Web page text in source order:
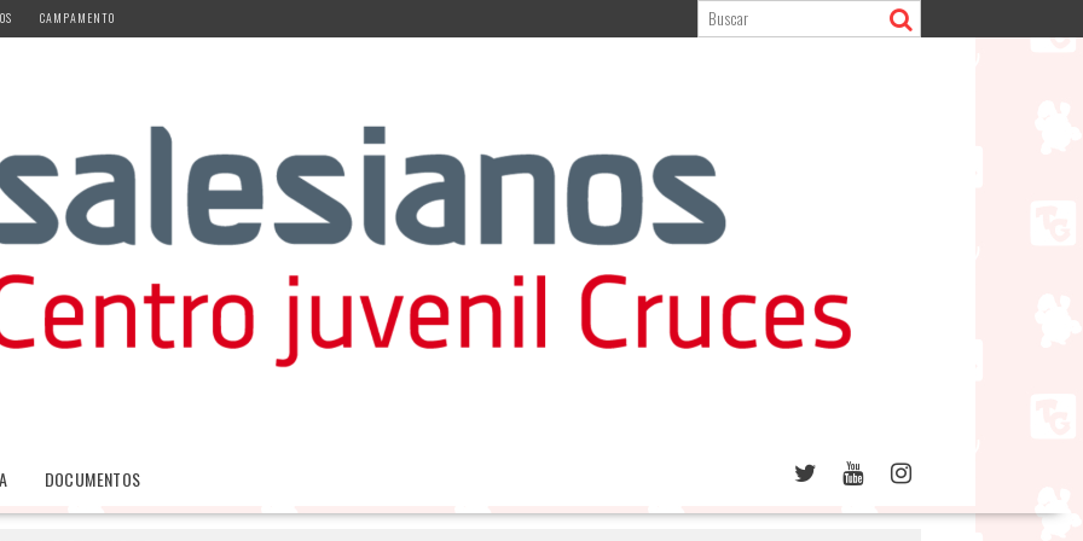
CAMPAMENTO
DOCUMENTOS